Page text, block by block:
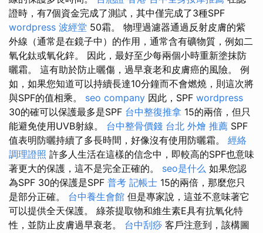
證時，有7個資金完成了測試，其中僅完成了3種SPF
wordpress 波經堂 50霜。 物理過濾器通過反射皮膚的紫
外線（通常是在鏡子中）的作用，通常含有礦物質，例如二
氧化鈦或氧化鋅。 因此，最好至少每兩個小時重新塗抹防
曬霜。 這有助於防止曬傷，過早衰老和皮膚癌的風險。 例
如，如果您知道可以持續長達10分鐘而不會燃燒，則這次將
與SPF的值相乘。 seo company 因此，SPF wordpress
30的確可以保護最多是SPF 台中整復推拿 15的兩倍，但只
能避免使用UVB射線。 台中整骨價錢 台北 外燴 推薦 SPF
值表明防曬持續了多長時間，好像沒有使用防曬霜。 經絡
調理證照 許多人生活在這樣的信念中，即較高的SPF也意味
著更大的保護，這不是完全正確的。 seo是什么 如果您認
為SPF 30的保護是SPF 普考 記帳士 15的兩倍，那麼您只
是部分正確。 台中養生會館 但是專家說，這並不意味著它
可以提供全天保護。 綠茶提取物和維生素E具有抗氧化特
性，並防止皮膚過早衰老。 台中刮痧 客戶注意到，該構圖